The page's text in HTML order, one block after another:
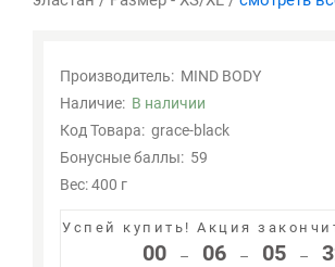
Производитель: MIND BODY
Наличие: В наличии
Код Товара: grace-black
Бонусные баллы: 59
Вес: 400 г
Успей купить!Акция
00 – 06 – 05 –